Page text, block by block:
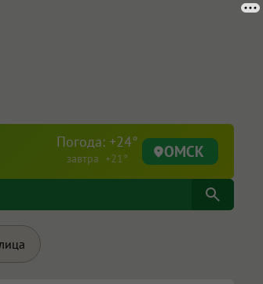
Погода: +24°
завтра +21° ОМСК